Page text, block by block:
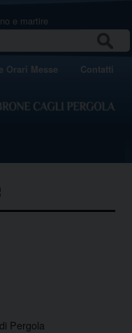
e martire
Orari Messe Contatti
Pergola